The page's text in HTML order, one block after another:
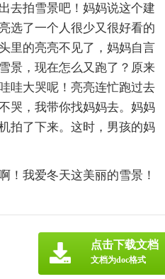
去拍雪景吧！妈妈说这个建
选了一个人很少又很好看的
里的亮亮不见了，妈妈自言
景，现在怎么又跑了？原来
哇大哭呢！亮亮连忙跑过去
哭，我带你找妈妈去。妈妈
拍了下来。这时，男孩的妈
！我爱冬天这美丽的雪景！
点击下载文档
文档为doc格式